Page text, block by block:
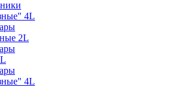
4L
2L
4L